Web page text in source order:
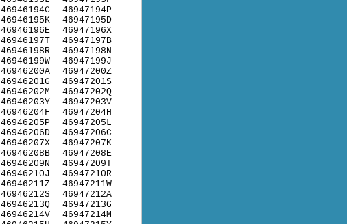
46946194C
46946195K
46946196E
46946197T
46946198R
46946199W
46946200A
46946201G
46946202M
46946203Y
46946204F
46946205P
46946206D
46946207X
46946208B
46946209N
46946210J
46946211Z
46946212S
46946213Q
46946214V
46947194P
46947195D
46947196X
46947197B
46947198N
46947199J
46947200Z
46947201S
46947202Q
46947203V
46947204H
46947205L
46947206C
46947207K
46947208E
46947209T
46947210R
46947211W
46947212A
46947213G
46947214M